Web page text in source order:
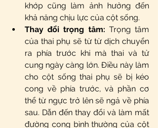
khớp cũng làm ảnh hưởng đến
khả năng chịu lực của cột sống.
Thay đổi trọng tâm: Trọng tâm
của thai phụ sẽ từ từ dịch chuyển
ra phía trước khi mà thai và tử
cung ngày càng lớn. Điều này làm
cho cột sống thai phụ sẽ bị kéo
cong về phía trước, và phần cơ
thể từ ngực trở lên sẽ ngả về phía
sau. Dẫn đến thay đổi và làm mất
đường cong bình thường của cột